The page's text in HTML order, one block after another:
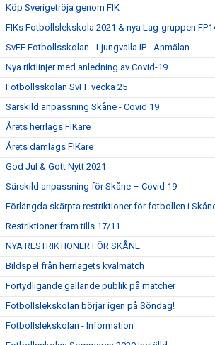
Köp Sverigetröja genom FIK
FIKs Fotbollslekskola 2021 & nya Lag-gruppen
SvFF Fotbollsskolan - Ljungvalla IP - Anmälan
Nya riktlinjer med anledning av Covid-19
Fotbollsskolan SvFF vecka 25
Särskild anpassning Skåne - Covid 19
Årets herrlags FIKare
Årets damlags FIKare
God Jul & Gott Nytt 2021
Särskild anpassning för Skåne – Covid 19
Förlängda skärpta restriktioner för fotbollen i
Restriktioner fram tills 17/11
NYA RESTRIKTIONER FÖR SKÅNE
Bildspel från herrlagets kvalmatch
Förtydligande gällande publik på matcher
Fotbollslekskolan börjar igen på Söndag!
Fotbollslekskolan - Information